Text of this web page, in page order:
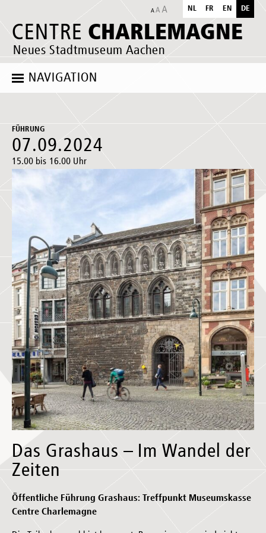
CENTRE CHARLEMAGNE
Neues Stadtmuseum Aachen
NL FR EN DE
NAVIGATION
FÜHRUNG
07.09.2024
15.00 bis 16.00 Uhr
Das Grashaus – Im Wandel der
Zeiten
Öffentliche Führung Grashaus: Treffpunkt Museumskasse
Centre Charlemagne